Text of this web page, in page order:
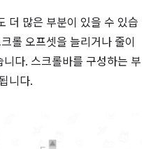
더 많은 부분이 있을 수 있습
롤 오프셋을 늘리거나 줄이
다. 스크롤바를 구성하는 부
니다.